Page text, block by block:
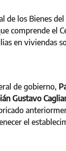
de los Bienes
comprende el
en viviendas
de gobierno,
Gustavo
el